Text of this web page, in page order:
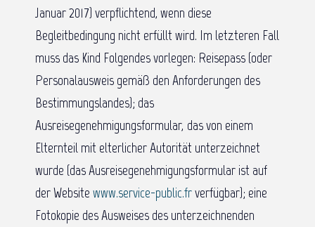
Januar 2017) verpflichtend, wenn diese
Begleitbedingung nicht erfüllt wird. Im letzteren Fall
muss das Kind Folgendes vorlegen: Reisepass (oder
Personalausweis gemäß den Anforderungen des
Bestimmungslandes); das
Ausreisegenehmigungsformular, das von einem
Elternteil mit elterlicher Autorität unterzeichnet
wurde (das Ausreisegenehmigungsformular ist auf
der Website www.service-public.frverfügbar); eine
Fotokopie des Ausweises des unterzeichnenden